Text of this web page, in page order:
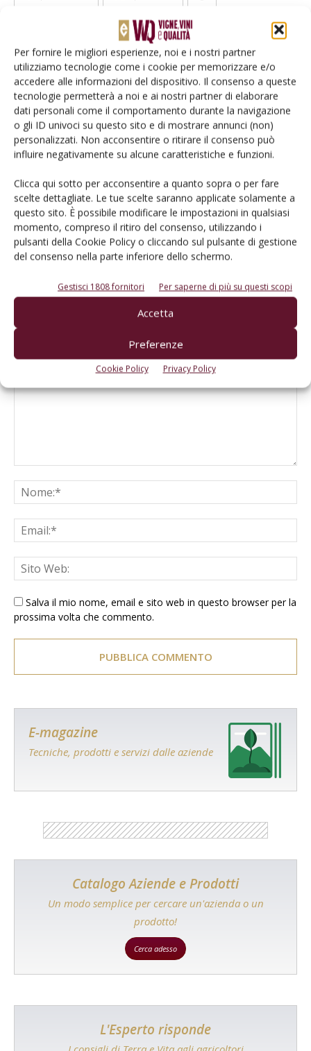
Per fornire le migliori esperienze, noi e i nostri partner
utilizziamo tecnologie come i cookie per memorizzare e/o
accedere alle informazioni del dispositivo. Il consenso a queste
tecnologie permetterà a noi e ai nostri partner di elaborare
dati personali come il comportamento durante la navigazione
o gli ID univoci su questo sito e di mostrare annunci (non)
personalizzati. Non acconsentire o ritirare il consenso può
influire negativamente su alcune caratteristiche e funzioni.
Clicca qui sotto per acconsentire a quanto sopra o per fare
scelte dettagliate. Le tue scelte saranno applicate solamente a
questo sito. È possibile modificare le impostazioni in qualsiasi
momento, compreso il ritiro del consenso, utilizzando i
pulsanti della Cookie Policy o cliccando sul pulsante di gestione
del consenso nella parte inferiore dello schermo.
Gestisci 1808 fornitori Per saperne di più su questi scopi
Accetta
Preferenze
Cookie Policy Privacy Policy
Articoli correlati
Nuove evidenze sulla piramidazione di
geni nelle varietà resistenti
La UE sospende per un anno i dazi sui
Il ruolo strategico delle TEA per la UE
LASCIA UN COMMENTO
Salva il mio nome, email e sito web in questo browser per la
prossima volta che commento.
E-magazine
Tecniche, prodotti e servizi dalle aziende
Catalogo Aziende e Prodotti
Un modo semplice per cercare un'azienda o un
prodotto!
Cerca adesso
L'Esperto risponde